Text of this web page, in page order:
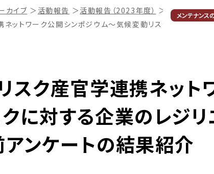
メンテナンス
カイブ ＞ 活動報告 ＞活動報告（2023年度） ＞
ネットワーク公開シンポジウム～気候変動リスクに対する企
スク産官学連携ネッ
に対する企業のレジ
ンケートの結果紹介